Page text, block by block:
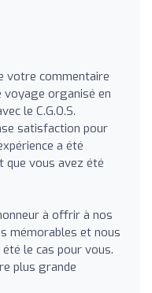
votre commentaire
organisé en
le C.G.O.S.
satisfaction pour
a été
que vous avez été
à offrir à nos
mémorables et nous
le cas pour vous.
plus grande